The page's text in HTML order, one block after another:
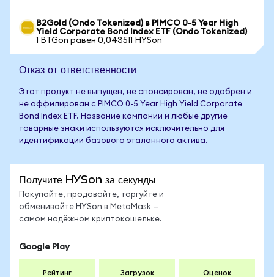
B2Gold (Ondo Tokenized) в PIMCO 0-5 Year High
Yield Corporate Bond Index ETF (Ondo Tokenized)
1 BTGon равен 0,043511 HYSon
Отказ от ответственности
Этот продукт не выпущен, не спонсирован, не одобрен и
не аффилирован с PIMCO 0-5 Year High Yield Corporate
Bond Index ETF. Название компании и любые другие
товарные знаки используются исключительно для
идентификации базового эталонного актива.
Получите HYSon за секунды
Покупайте, продавайте, торгуйте и
обменивайте HYSon в MetaMask —
самом надёжном криптокошельке.
Google Play
Рейтинг Загрузок Оценок